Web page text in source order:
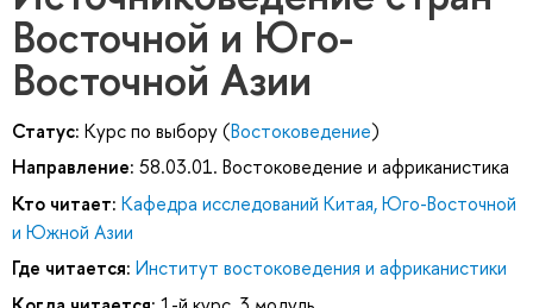
Восточной и Юго-
Восточной Азии
Статус: Курс по выбору (Востоковедение)
Направление: 58.03.01. Востоковедение и африканистика
Кто читает: Кафедра исследований Китая, Юго-Восточной
и Южной Азии
Где читается: Институт востоковедения и африканистики